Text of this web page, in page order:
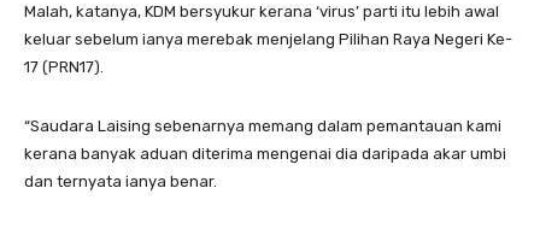
Malah, katanya, KDM bersyukur kerana ‘virus’ parti itu lebih awal
keluar sebelum ianya merebak menjelang Pilihan Raya Negeri Ke-
17 (PRN17).
“Saudara Laising sebenarnya memang dalam pemantauan kami
kerana banyak aduan diterima mengenai dia daripada akar umbi
dan ternyata ianya benar.